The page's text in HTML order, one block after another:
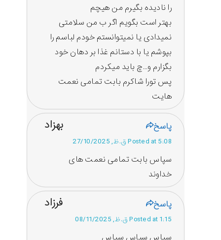
را نادیده بگیرم من هیچم
بهتر است بگویم اگر ب من سلامتی
نمیدادی یا نمیتوانستم خودم لباسم را
بپوشم یا با دستانم غذا بر دهان خود
بگزارم و…چ باید میکردم
پس تورا شاکرم بابت تمامی نعمت
هایت
بهزاد پاسخ
Posted at 5:08 ق.ظ, 27/10/2025
سپاس بابت تمامی نعمت های
خداوند
فرزاد پاسخ
Posted at 1:15 ق.ظ, 08/11/2025
سپاس سپاس سپاس